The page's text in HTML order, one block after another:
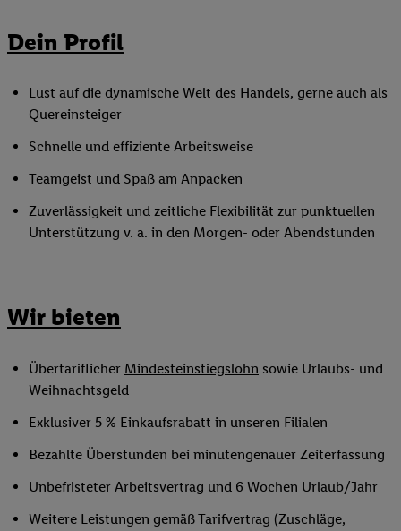
Dein Profil
Lust auf die dynamische Welt des Handels, gerne auch als
Quereinsteiger
Schnelle und effiziente Arbeitsweise
Teamgeist und Spaß am Anpacken
Zuverlässigkeit und zeitliche Flexibilität zur punktuellen
Unterstützung v. a. in den Morgen- oder Abendstunden
Wir bieten
Übertariflicher Mindesteinstiegslohn sowie Urlaubs- und
Weihnachtsgeld
Exklusiver 5 % Einkaufsrabatt in unseren Filialen
Bezahlte Überstunden bei minutengenauer Zeiterfassung
Unbefristeter Arbeitsvertrag und 6 Wochen Urlaub/Jahr
Weitere Leistungen gemäß Tarifvertrag (Zuschläge,